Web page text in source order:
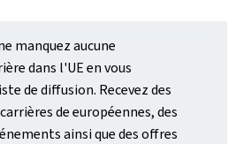
manquez aucune
dans l'UE en vous
de diffusion. Recevez des
de européennes, des
ainsi que des offres